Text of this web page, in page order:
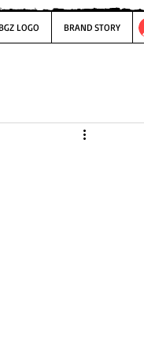
BGZ LOGO BRAND STORY